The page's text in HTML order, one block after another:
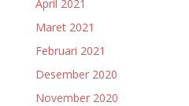
April 2021
Maret 2021
Februari 2021
Desember 2020
November 2020